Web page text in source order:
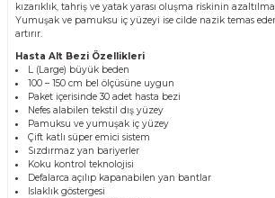
kızarıklık, tahriş ve yatak yarası oluşma riskinin
Yumuşak ve pamuksu iç yüzeyi ise cilde nazik temas
artırır.
Hasta Alt Bezi Özellikleri
L (Large) büyük beden
100 – 150 cm bel ölçüsüne uygun
Paket içerisinde 30 adet hasta bezi
Nefes alabilen tekstil dış yüzey
Pamuksu ve yumuşak iç yüzey
Çift katlı süper emici sistem
Sızdırmaz yan bariyerler
Koku kontrol teknolojisi
Defalarca açılıp kapanabilen yan bantlar
Islaklık göstergesi